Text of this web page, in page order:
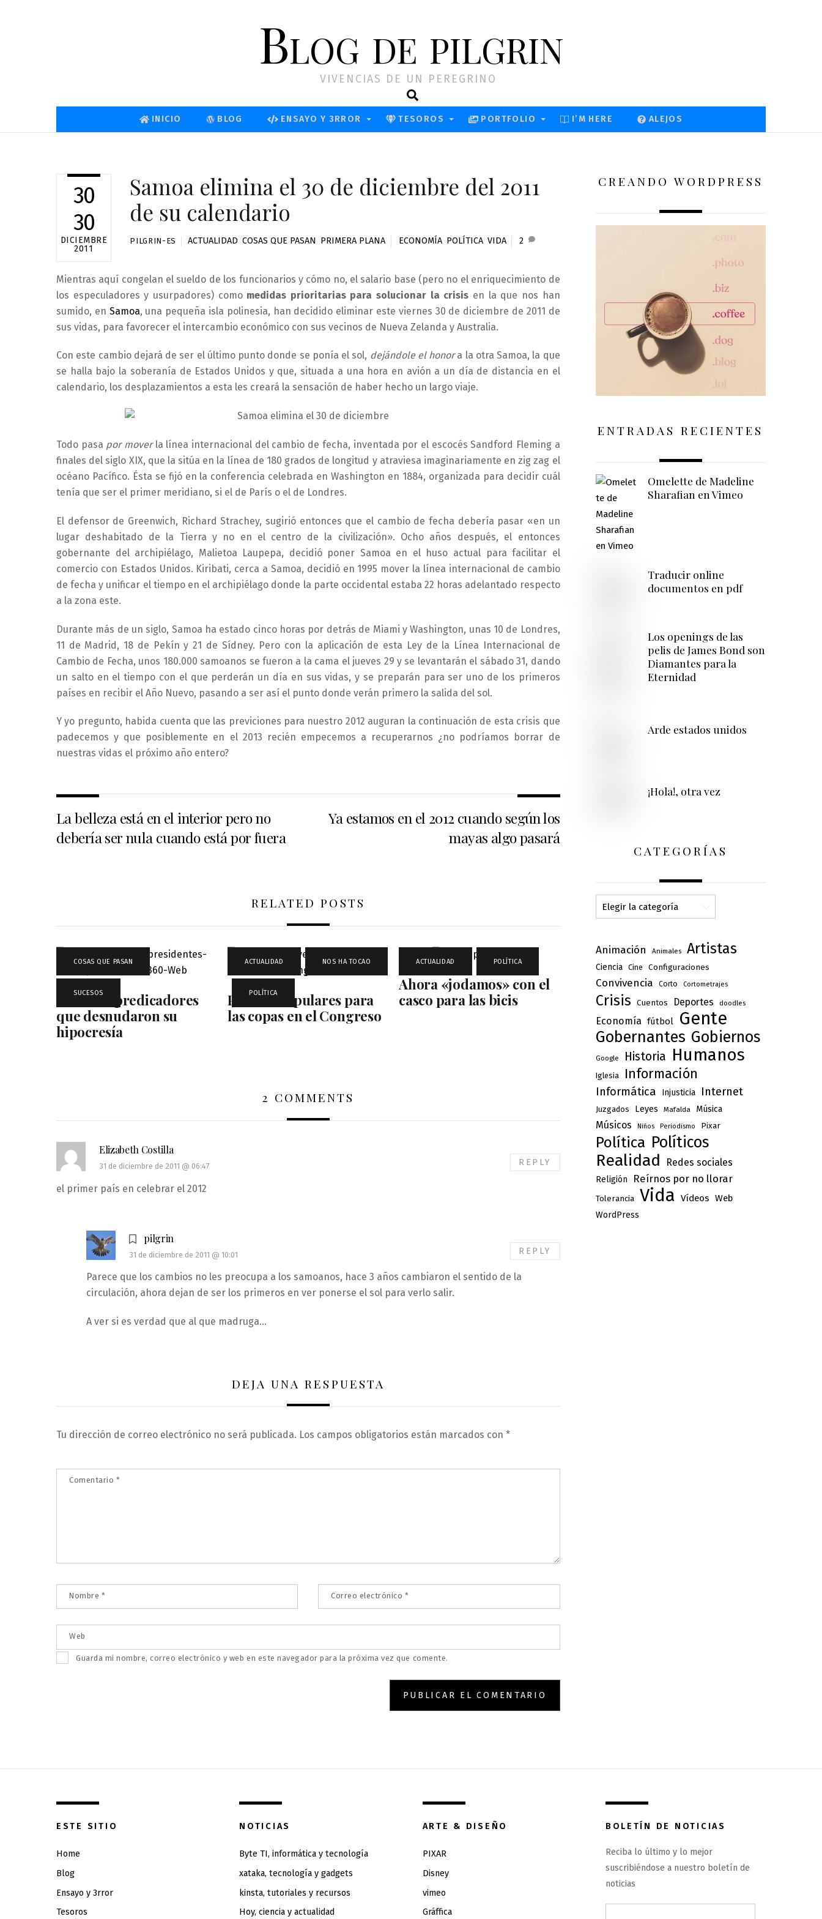
Blog de pilgrin
VIVENCIAS DE UN PEREGRINO
INICIO BLOG ENSAYO Y 3RROR TESOROS PORTFOLIO I’M HERE ALEJOS
30
30
DICIEMBRE
2011
Samoa elimina el 30 de diciembre del 2011
de su calendario
PILGRIN-ES ACTUALIDAD ,COSAS QUE PASAN PRIMERA PLANA ECONOMÍA, POLÍTICA, VIDA 2
Mientras aquí congelan el sueldo de los funcionarios y cómo no, el salario base (pero no el enriquecimiento de
los especuladores y usurpadores) como medidas prioritarias para solucionar la crisis en la que nos han
sumido, en Samoa, una pequeña isla polinesia, han decidido eliminar este viernes 30 de diciembre de 2011 de
sus vidas, para favorecer el intercambio económico con sus vecinos de Nueva Zelanda y Australia.
Con este cambio dejará de ser el último punto donde se ponía el sol, dejándole el honora la otra Samoa, la que
se halla bajo la soberanía de Estados Unidos y que, situada a una hora en avión a un día de distancia en el
calendario, los desplazamientos a esta les creará la sensación de haber hecho un largo viaje.
Todo pasa por moverla línea internacional del cambio de fecha, inventada por el escocés Sandford Fleming a
finales del siglo XIX, que la sitúa en la línea de 180 grados de longitud y atraviesa imaginariamente en zig zag el
océano Pacífico. Ésta se fijó en la conferencia celebrada en Washington en 1884, organizada para decidir cuál
tenía que ser el primer meridiano, si el de París o el de Londres.
El defensor de Greenwich, Richard Strachey, sugirió entonces que el cambio de fecha debería pasar «en un
lugar deshabitado de la Tierra y no en el centro de la civilización». Ocho años después, el entonces
gobernante del archipiélago, Malietoa Laupepa, decidió poner Samoa en el huso actual para facilitar el
comercio con Estados Unidos. Kiribati, cerca a Samoa, decidió en 1995 mover la línea internacional de cambio
de fecha y unificar el tiempo en el archipiélago donde la parte occidental estaba 22 horas adelantado respecto
a la zona este.
Durante más de un siglo, Samoa ha estado cinco horas por detrás de Miami y Washington, unas 10 de Londres,
11 de Madrid, 18 de Pekín y 21 de Sídney. Pero con la aplicación de esta Ley de la Línea Internacional de
Cambio de Fecha, unos 180.000 samoanos se fueron a la cama el jueves 29 y se levantarán el sábado 31, dando
un salto en el tiempo con el que perderán un día en sus vidas, y se preparán para ser uno de los primeros
países en recibir el Año Nuevo, pasando a ser así el punto donde verán primero la salida del sol.
Y yo pregunto, habida cuenta que las previciones para nuestro 2012 auguran la continuación de esta crisis que
padecemos y que posiblemente en el 2013 recién empecemos a recuperarnos ¿no podríamos borrar de
nuestras vidas el próximo año entero?
La belleza está en el interior pero no
debería ser nula cuando está por fuera
Ya estamos en el 2012 cuando según los
mayas algo pasará
RELATED POSTS
COSAS QUE PASAN
SUCESOS
Estrictos predicadores
que desnudaron su
hipocresía
ACTUALIDAD NOS HA TOCAO
POLÍTICA
Precios Populares para
las copas en el Congreso
ACTUALIDAD , POLÍTICA
Ahora «jodamos» con el
casco para las bicis
2 COMMENTS
Elizabeth Costilla
31 de diciembre de 2011 @ 06:47
el primer país en celebrar el 2012
REPLY
pilgrin
31 de diciembre de 2011 @ 10:01
Parece que los cambios no les preocupa a los samoanos, hace 3 años cambiaron el sentido de la
circulación, ahora dejan de ser los primeros en ver ponerse el sol para verlo salir.
A ver si es verdad que al que madruga…
REPLY
DEJA UNA RESPUESTA
Tu dirección de correo electrónico no será publicada. Los campos obligatorios están marcados con *
Comentario *
Nombre * Correo electrónico *
Web
Guarda mi nombre, correo electrónico y web en este navegador para la próxima vez que comente.
CREANDO WORDPRESS
ENTRADAS RECIENTES
Omelette de Madeline
Sharafian en Vimeo
Traducir online
documentos en pdf
Los openings de las
pelis de James Bond son
Diamantes para la
Eternidad
Arde estados unidos
¡Hola!, otra vez
CATEGORÍAS
Categorías
Animación Animales Artistas
Ciencia Cine Configuraciones
Convivencia Corto Cortometrajes
Crisis Cuentos Deportes doodles
Economía fútbol Gente
Gobernantes Gobiernos
Google Historia Humanos
Iglesia Información
Informática Injusticia Internet
Juzgados Leyes Mafalda Música
Músicos Niños Periodismo Pixar
Política Políticos
Realidad Redes sociales
Religión Reírnos por no llorar
Tolerancia Vida Vídeos Web
WordPress
ESTE SITIO
Home
Blog
Ensayo y 3rror
Tesoros
NOTICIAS
Byte TI, informática y tecnología
xataka, tecnología y gadgets
kinsta, tutoriales y recursos
Hoy, ciencia y actualidad
ARTE & DISEÑO
PIXAR
Disney
vimeo
Gráffica
BOLETÍN DE NOTICIAS
Reciba lo último y lo mejor
suscribiéndose a nuestro boletín de
noticias